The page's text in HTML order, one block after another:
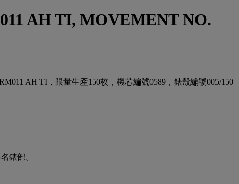
AH TI, MOVEMENT NO.
AH TI，限量生產150枚，機芯編號0589，錶殼編號005/150
錶部。